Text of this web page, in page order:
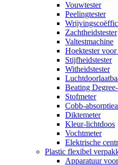
Vouwtester
Peelingtester
Zachtheidstester
Valtestmachine
Hoektester
Stijfheidstester
Witheidstester
Beating
Stofmeter
Cobb-
Diktemeter
Kleur-lichtdoos
Vochtmeter
Elektrische
Plastic flexibel
Apparatuur